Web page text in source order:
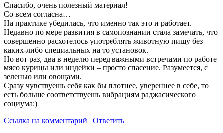
Спасибо, очень полезный материал!
Со всем согласна…
На практике убедилась, что именно так это и работает.
Недавно по мере развития в самопознании стала замечать, что
совершенно расхотелось употреблять животную пищу без
каких-либо специальных на то установок.
Но вот раз, два в неделю перед важными встречами по работе
мясо курицы или индейки – просто спасение. Разумеется, с
зеленью или овощами.
Сразу чувствуешь себя как бы плотнее, увереннее в себе, то
есть больше соответствуешь вибрациям раджасического
социума:)
Ссылка на комментарий | Ответить